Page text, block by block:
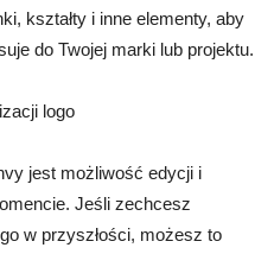
kształty i inne elementy, aby
do Twojej marki lub projektu.
logo
jest możliwość edycji i
Jeśli zechcesz
w przyszłości, możesz to